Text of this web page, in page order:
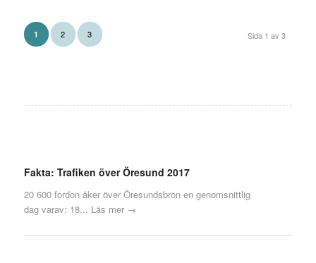
Sida 1 av 3
1 2 3
Fakta: Trafiken över Öresund 2017
20 600 fordon åker över Öresundsbron en genomsnittlig
dag varav: 18... Läs mer →